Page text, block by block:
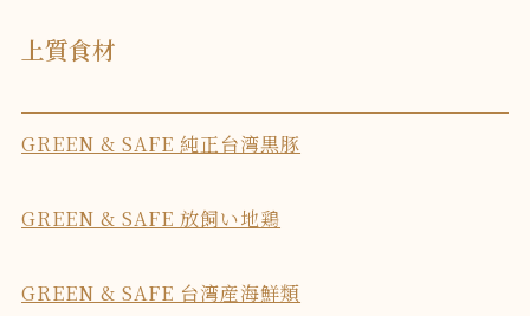
上質食材
GREEN & SAFE 純正台湾黒豚
GREEN & SAFE 放飼い地鶏
GREEN & SAFE 台湾産海鮮類